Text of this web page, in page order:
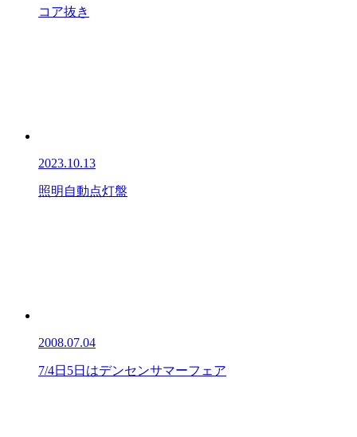
コア抜き
2023.10.13
照明自動点灯盤
2008.07.04
7/4日5日はデンセンサマーフェア